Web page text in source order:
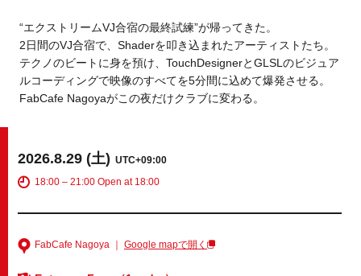
Toulouse Strasbourg
Kuala Lumpur Bangkok
“エクストリームVJ合宿の最終試練”が帰ってきた。
2日間のVJ合宿で、Shaderを叩き込まれたアーティストたち。
テクノのビートに身を預け、TouchDesignerとGLSLのビジュア
ルコーディングで映像のすべてを5分間に込めて爆発させる。
FabCafe Nagoyaがこの夜だけクラブに変わる。
2026.8.29 (土) UTC+09:00
18:00 – 21:00 Open at 18:00
FabCafe Nagoya ｜ Google mapで開く